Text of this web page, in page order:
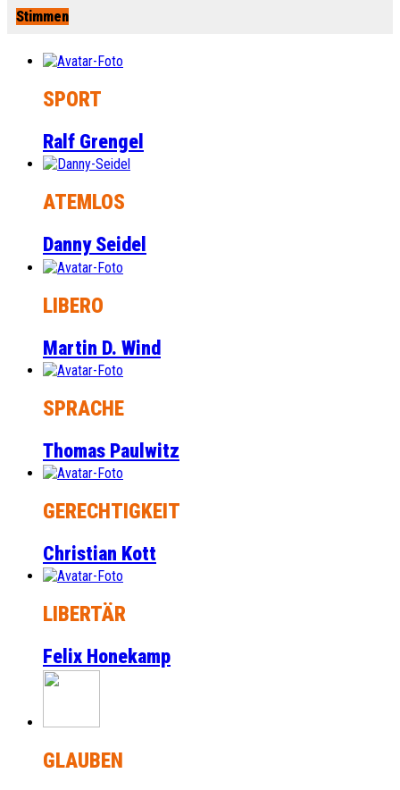
Stimmen
SPORT
Ralf Grengel
ATEMLOS
Danny Seidel
LIBERO
Martin D. Wind
SPRACHE
Thomas Paulwitz
GERECHTIGKEIT
Christian Kott
LIBERTÄR
Felix Honekamp
GLAUBEN